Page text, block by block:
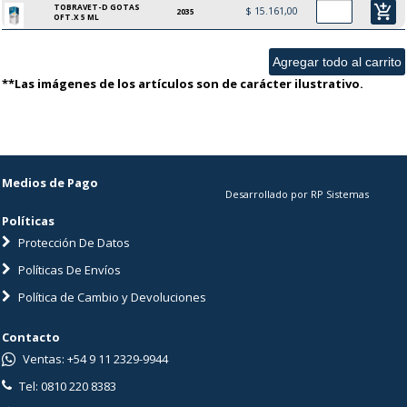
TOBRAVET-D GOTAS
OFT.X 5 ML
2035 $ 15.161,00 add_shopping_cart
**Las imágenes de los artículos son de carácter ilustrativo.
Medios de Pago
Políticas
Protección De Datos
Políticas De Envíos
Política de Cambio y Devoluciones
Desarrollado por RP Sistemas
Contacto
Ventas: +54 9 11 2329-9944
Tel: 0810 220 8383